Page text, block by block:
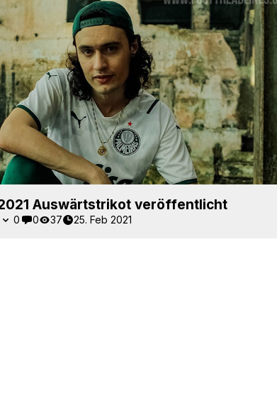
Auswärtstrikot veröffentlicht
0 0 37 25. Feb 2021